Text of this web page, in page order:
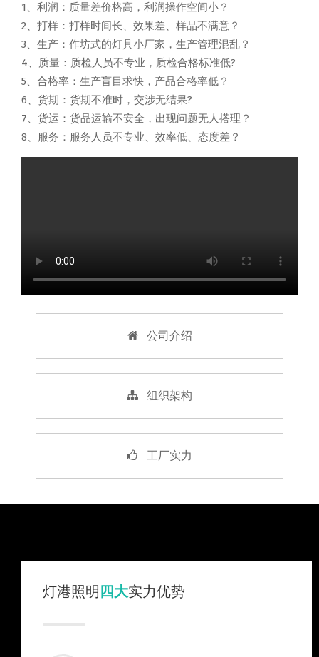
1、利润：质量差价格高，利润操作空间小？
2、打样：打样时间长、效果差、样品不满意？
3、生产：作坊式的灯具小厂家，生产管理混乱？
4、质量：质检人员不专业，质检合格标准低?
5、合格率：生产盲目求快，产品合格率低？
6、货期：货期不准时，交涉无结果?
7、货运：货品运输不安全，出现问题无人搭理？
8、服务：服务人员不专业、效率低、态度差？
公司介绍
组织架构
工厂实力
灯港照明四大实力优势